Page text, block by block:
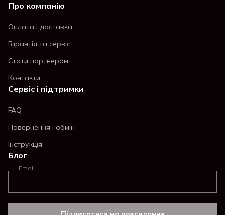
Про компанію
Оплата і доставка
Гарантія та сервіс
Стати партнером
Контакти
Сервіс і підтримки
FAQ
Повернення і обмін
Інструкція
Блог
Email